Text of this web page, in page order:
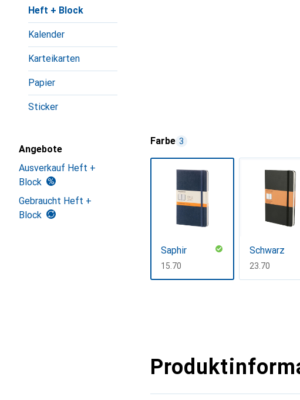
Heft + Block
Kalender
Karteikarten
Papier
Sticker
Angebote
Ausverkauf Heft +
Block
Gebraucht Heft +
Block
Farbe 3
Saphir
CHF
15.70
Schwarz
CHF
23.70